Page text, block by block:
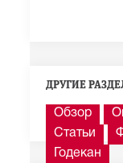
ДРУГИЕ
Обзор
Статьи
Годекан